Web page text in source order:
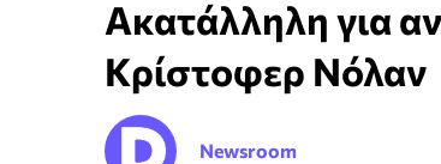
Ακατάλληλη για
Κρίστοφερ Νόλαν
Newsroom